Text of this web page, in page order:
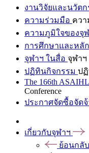
งานวิจัยและนวัตก
ความร่วมมือ คว
ความภูมิใจของจุ
การศึกษาและหลั
จุฬาฯ ในสื่อ จุฬาฯ
ปฏิทินกิจกรรม ป
The 166th
Conference
ประกาศจัดซื้อจัดจ้
เกี่ยวกับจุฬาฯ
ย้อนกลับ